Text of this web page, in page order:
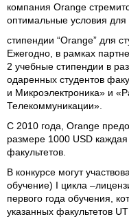
компания Orange
оптимальные условия для
стипендии “Orange” для
Ежегодно, в рамках
2 учебные стипендии в
одаренных студентов
и Микроэлектроника» и
Телекоммуникации».
С 2010 года, Orange
размере 1000 USD
факультетов.
В конкурсе могут
обучение) I цикла
первого года обучения,
указанных факультетов